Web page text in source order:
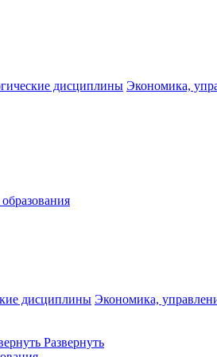
дисциплины Экономика,
дисциплины Экономика,
Развернуть